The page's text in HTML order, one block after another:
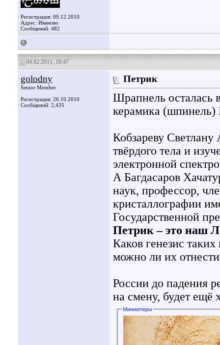
Регистрация: 09.12.2010
Адрес: Иваново
Сообщений: 482
04.02.2011, 18:47
golodny
Senior Member
Регистрация: 26.10.2010
Сообщений: 2,435
Петрик
Шрапнель осталась
керамика
Кобзареву Светлану
твёрдого тела и
электронной
А Багдасаров
наук, профессор,
кристаллографии
Государственной
Петрик – это наш
Каков генезис
можно ли их
России до падения
на смену, будет ещё
Миниатюры